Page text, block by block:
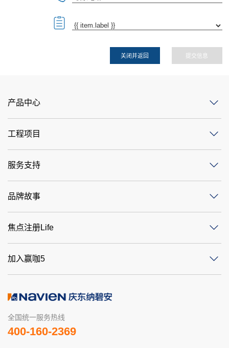
关闭并返回 提交信息
产品中心
工程项目
服务支持
品牌故事
焦点注册Life
加入赢咖5
全国统一服务热线
400-160-2369